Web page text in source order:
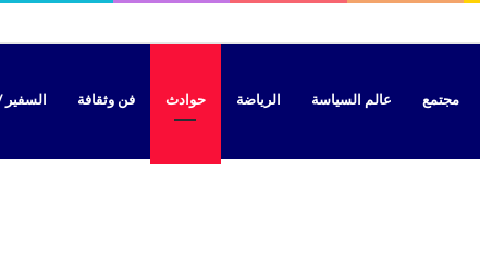
مجتمع عالم السياسة الرياضة حوادث فن وثقافة السفير TV